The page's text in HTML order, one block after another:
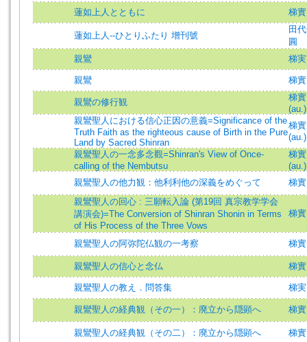
蓮如上人とともに 梯
蓮如上人--ひとりふたり 增刊號
田
圓
親鸞
梯
親鸞 梯
親鸞の修行観
梯
(au.)
親鸞聖人における信心正因の意義=Significance of the
Truth Faith as the righteous cause of Birth in the Pure
Land by Sacred Shinran
梯
(au.)
親鸞聖人の一念多念觀=Shinran's View of Once-
calling of the Nembutsu
梯
(au.)
親鸞聖人の他力観：他利利他の深義をめぐって
梯
親鸞聖人の回心 : 三願転入論 (第19回 真宗教学学会
講演会)=The Conversion of Shinran Shonin in Terms
of His Process of the Three Vows
梯
親鸞聖人の阿弥陀仏観の一考察 梯
親鸞聖人の信心と念仏 梯
親鸞聖人の教え．問答集 梯
親鸞聖人の経典観（その一）：廃立から隠顕へ 梯
親鸞聖人の経典観（その二）：廃立から隠顕へ 梯